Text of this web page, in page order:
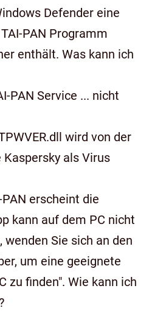
Defender eine
PAN Programm
enthält. Was kann ich
PAN Service ... nicht
wird von der
als Virus
erscheint die
auf dem PC nicht
Sie sich an den
um eine geeignete
zu finden". Wie kann ich